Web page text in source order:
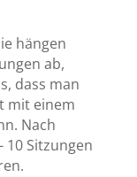
hängen
ab,
dass man
mit einem
Nach
Sitzungen